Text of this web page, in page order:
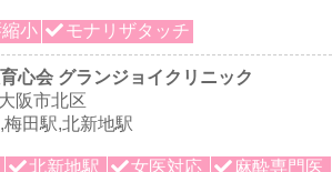
小 モナリザタッチ
心会 グランジョイクリニック
阪市北区
梅田駅,北新地駅
北新地駅 女医対応
麻酔専門医